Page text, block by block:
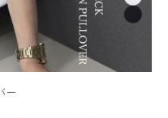
ー